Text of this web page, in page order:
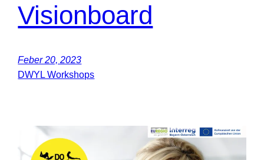
Visionboard
Feber 20, 2023
DWYL Workshops